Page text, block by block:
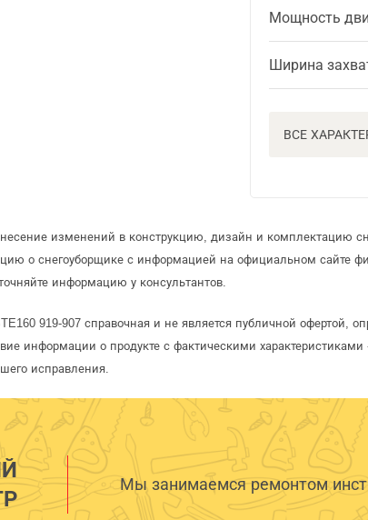
Мощность
Ширина
ВСЕ
изменений в конструкцию, дизайн и комплектацию
о снегоуборщике с информацией на официальном сайте
информацию у консультантов.
919-907 справочная и не является публичной офертой,
информации о продукте с фактическими
исправления.
Мы занимаемся ремонтом